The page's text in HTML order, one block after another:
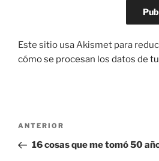
Este sitio usa Akismet para
cómo se procesan los datos de
Navegación
entradas
Entrada
anterior:
ANTERIOR
16 cosas que me tomó 50